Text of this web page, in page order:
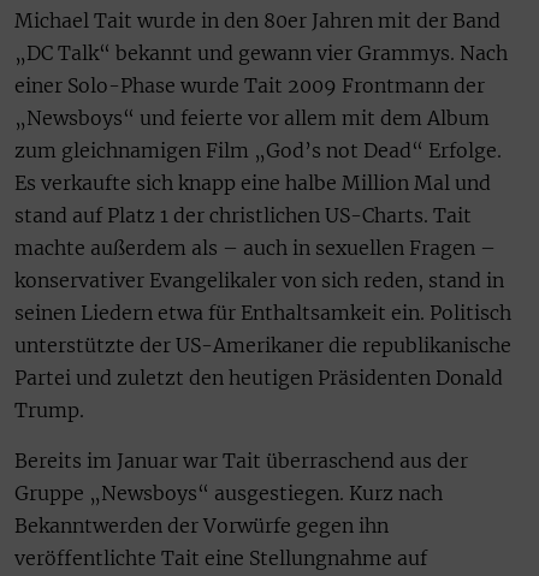
Michael Tait wurde in den 80er Jahren mit der Band
„DC Talk“ bekannt und gewann vier Grammys. Nach
einer Solo-Phase wurde Tait 2009 Frontmann der
„Newsboys“ und feierte vor allem mit dem Album
zum gleichnamigen Film „God’s not Dead“ Erfolge.
Es verkaufte sich knapp eine halbe Million Mal und
stand auf Platz 1 der christlichen US-Charts. Tait
machte außerdem als – auch in sexuellen Fragen –
konservativer Evangelikaler von sich reden, stand in
seinen Liedern etwa für Enthaltsamkeit ein. Politisch
unterstützte der US-Amerikaner die republikanische
Partei und zuletzt den heutigen Präsidenten Donald
Trump.
Bereits im Januar war Tait überraschend aus der
Gruppe „Newsboys“ ausgestiegen. Kurz nach
Bekanntwerden der Vorwürfe gegen ihn
veröffentlichte Tait eine Stellungnahme auf